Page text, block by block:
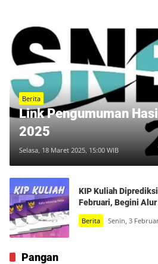
Berita
Link Pengumuman
2025
Selasa, 18 Maret 2025, 15:00 WIB
KIP Kuliah
Februari, Begini
Berita Senin, 3
Pangan